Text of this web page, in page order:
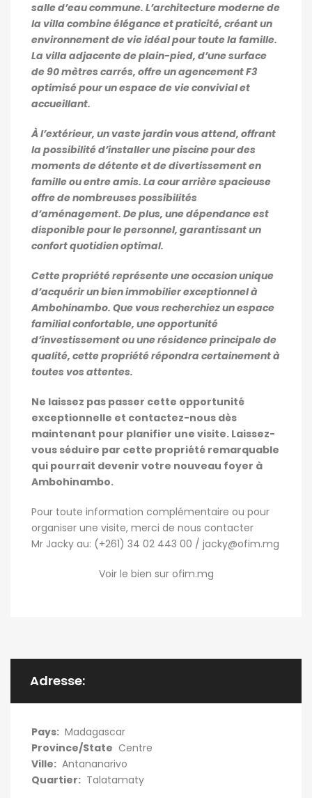
salle d’eau commune. L’architecture moderne de
la villa combine élégance et praticité, créant un
environnement de vie idéal pour toute la famille.
La villa adjacente de plain-pied, d’une surface
de 90 mètres carrés, offre un agencement F3
optimisé pour un espace de vie convivial et
accueillant.
À l’extérieur, un vaste jardin vous attend, offrant
la possibilité d’installer une piscine pour des
moments de détente et de divertissement en
famille ou entre amis. La cour arrière spacieuse
offre de nombreuses possibilités
d’aménagement. De plus, une dépendance est
disponible pour le personnel, garantissant un
confort quotidien optimal.
Cette propriété représente une occasion unique
d’acquérir un bien immobilier exceptionnel à
Ambohinambo. Que vous recherchiez un espace
familial confortable, une opportunité
d’investissement ou une résidence principale de
qualité, cette propriété répondra certainement à
toutes vos attentes.
Ne laissez pas passer cette opportunité
exceptionnelle et contactez-nous dès
maintenant pour planifier une visite. Laissez-
vous séduire par cette propriété remarquable
qui pourrait devenir votre nouveau foyer à
Ambohinambo.
Pour toute information complémentaire ou pour
organiser une visite, merci de nous contacter
Mr Jacky au: (+261) 34 02 443 00 / jacky@ofim.mg
Voir le bien sur ofim.mg
Adresse:
Pays: Madagascar
Province/State Centre
Ville: Antananarivo
Quartier: Talatamaty